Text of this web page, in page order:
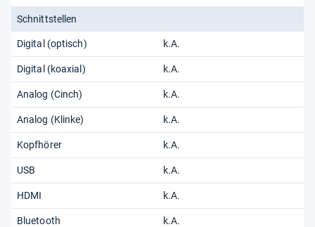
Schnittstellen
Digital (optisch) k.A.
Digital (koaxial) k.A.
Analog (Cinch) k.A.
Analog (Klinke) k.A.
Kopfhörer k.A.
USB k.A.
HDMI k.A.
Bluetooth k.A.